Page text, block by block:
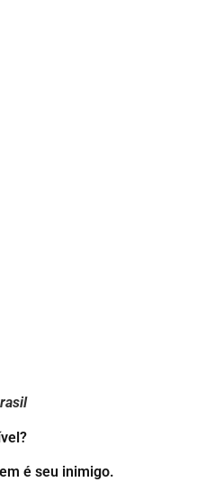
é seu inimigo.